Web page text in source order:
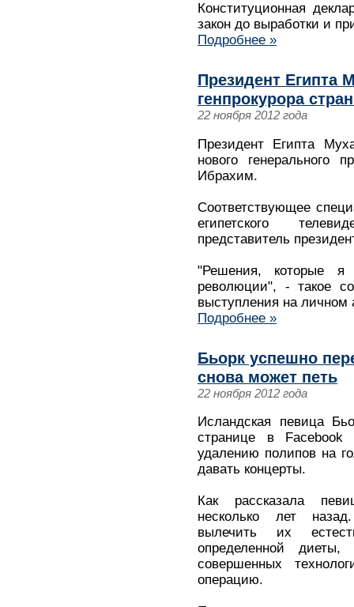
Конституционная
закон до выработки и
Подробнее »
Президент Египта
генпрокурора
22 ноября 2012 года
Президент Египта
нового генерального
Ибрахим.
Соответствующее
египетского
представитель
"Решения, которые
революции", - такое
выступления на личном
Подробнее »
Бьорк успешно
снова может петь
22 ноября 2012 года
Исландская певица
странице в
удалению полипов на
давать концерты.
Как рассказала
несколько лет
вылечить их
определенной
совершенных
операцию.